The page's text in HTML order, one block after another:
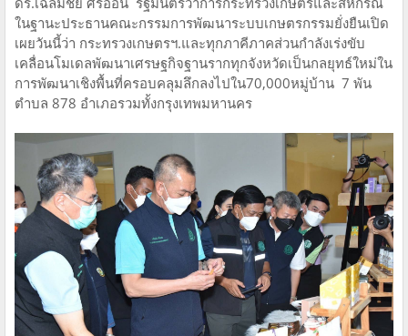
ในฐานะประธานคณะกรรมการพัฒนาระบบเกษตรกรรมยั่งยืนเปิด
เผยวันนี้ว่า กระทรวงเกษตรฯ.และทุกภาคีภาคส่วนกำลังเร่งขับ
เคลื่อนโมเดลพัฒนาเศรษฐกิจฐานรากทุกจังหวัดเป็นกลยุทธ์ใหม่ใน
การพัฒนาเชิงพื้นที่ครอบคลุมลึกลงไปใน70,000หมู่บ้าน 7 พัน
ตำบล 878 อำเภอรวมทั้งกรุงเทพมหานคร